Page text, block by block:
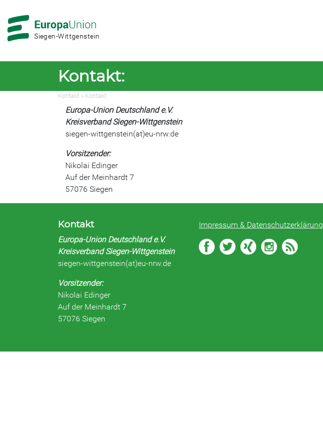
Hauptnavigation
Hauptbereich
Siegen-Wittgenstein
Kontakt:
Kontakt » Kontakt
Europa-Union Deutschland e.V.
Kreisverband Siegen-Wittgenstein
siegen-wittgenstein(at)eu-nrw.de
Vorsitzender:
Nikolai Edinger
Auf der Meinhardt 7
57076 Siegen
Kontakt
Europa-Union Deutschland e.V.
Kreisverband Siegen-Wittgenstein
siegen-wittgenstein(at)eu-nrw.de
Vorsitzender:
Nikolai Edinger
Auf der Meinhardt 7
57076 Siegen
Impressum & Datenschutzerklärung